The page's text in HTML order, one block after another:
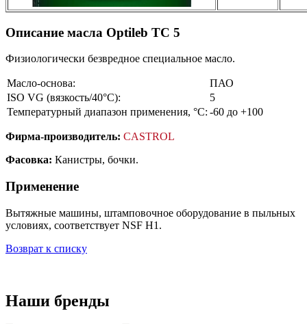
Описание масла Optileb TC 5
Физиологически безвредное специальное масло.
Масло-основа:
ПАО
ISO VG (вязкость/40°С):
5
Температурный диапазон применения, °С: -60 до +100
Фирма-производитель: CASTROL
Фасовка: Канистры, бочки.
Применение
Вытяжные машины, штамповочное оборудование в пыльных
условиях, соответствует NSF H1.
Возврат к списку
Наши бренды